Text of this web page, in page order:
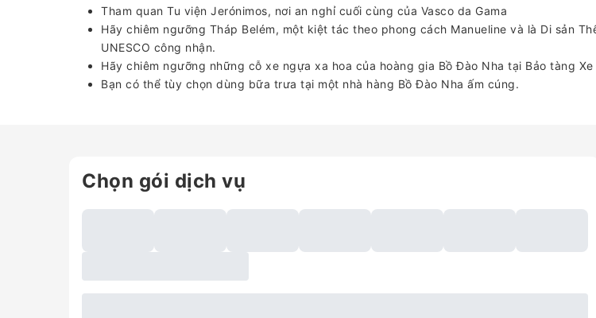
Tham quan Tu viện Jerónimos, nơi an nghỉ cuối cùng của Vasco da Gama
Hãy chiêm ngưỡng Tháp Belém, một kiệt tác theo phong cách Manueline và là Di sản
UNESCO công nhận.
Hãy chiêm ngưỡng những cỗ xe ngựa xa hoa của hoàng gia Bồ Đào Nha tại Bảo tàng Xe
Bạn có thể tùy chọn dùng bữa trưa tại một nhà hàng Bồ Đào Nha ấm cúng.
Chọn gói dịch vụ